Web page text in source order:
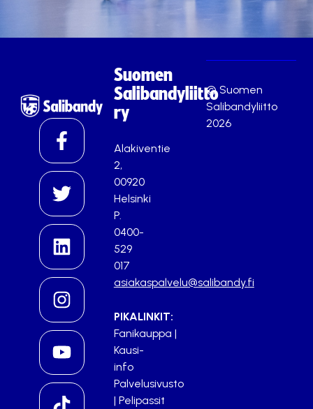
Suomen
Salibandyliitto
ry
Alakiventie
2,
00920
Helsinki
P.
0400-
529
017
asiakaspalvelu@salibandy.fi
PIKALINKIT:
Fanikauppa |
Kausi-
info
Palvelusivusto
| Pelipassit
© Suomen
Salibandyliitto
2026